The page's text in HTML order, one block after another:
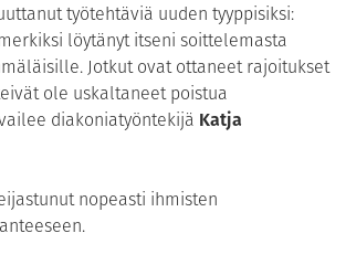
työtehtäviä uuden tyyppisiksi:
löytänyt itseni soittelemasta
Jotkut ovat ottaneet rajoitukset
ole uskaltaneet poistua
diakoniatyöntekijä Katja
nopeasti ihmisten